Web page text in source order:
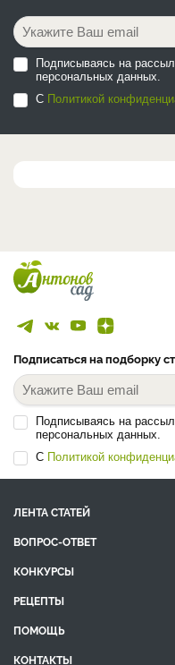
Подписываясь на
персональных данных.
С Политикой
Подписаться на подборку
Подписываясь на
персональных данных.
С Политикой
ЛЕНТА СТАТЕЙ
ВОПРОС-ОТВЕТ
КОНКУРСЫ
РЕЦЕПТЫ
ПОМОЩЬ
КОНТАКТЫ